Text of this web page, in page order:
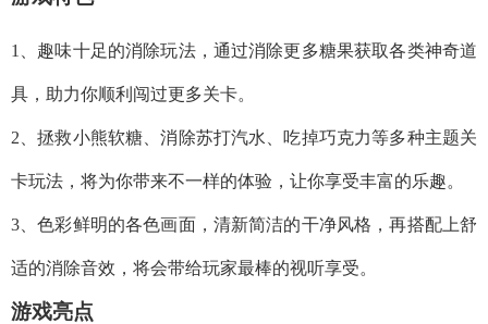
1、趣味十足的消除玩法，通过消除更多糖果获取各类神奇道
具，助力你顺利闯过更多关卡。
2、拯救小熊软糖、消除苏打汽水、吃掉巧克力等多种主题关
卡玩法，将为你带来不一样的体验，让你享受丰富的乐趣。
3、色彩鲜明的各色画面，清新简洁的干净风格，再搭配上舒
适的消除音效，将会带给玩家最棒的视听享受。
游戏亮点